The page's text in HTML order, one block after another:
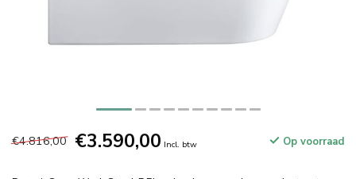
€4.816,00 €3.590,00 Incl. btw Op voorraad